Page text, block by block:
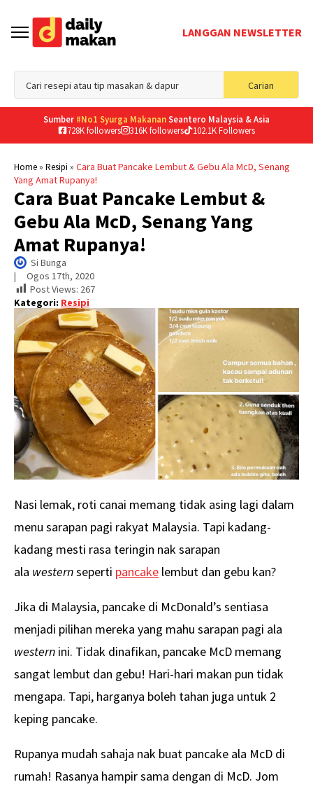
LANGGAN NEWSLETTER
Carian
for:
Sumber #No1 Syurga MakananSeantero Malaysia & Asia
728K followers
316K followers 102.1K Followers
Home» Resipi » Cara Buat Pancake Lembut & Gebu Ala McD, Senang
Yang Amat Rupanya!
Cara Buat Pancake Lembut &
Gebu Ala McD, Senang Yang
Amat Rupanya!
Si Bunga
| Ogos 17th, 2020
Post Views: 267
Kategori: Resipi
Nasi lemak, roti canai memang tidak asing lagi dalam
menu sarapan pagi rakyat Malaysia. Tapi kadang-
kadang mesti rasa teringin nak sarapan
ala westernseperti pancake lembut dan gebu kan?
Jika di Malaysia, pancake di McDonald’s sentiasa
menjadi pilihan mereka yang mahu sarapan pagi ala
western ini. Tidak dinafikan, pancake McD memang
sangat lembut dan gebu! Hari-hari makan pun tidak
mengapa. Tapi, harganya boleh tahan juga untuk 2
keping pancake.
Rupanya mudah sahaja nak buat pancake ala McD di
rumah! Rasanya hampir sama dengan di McD. Jom